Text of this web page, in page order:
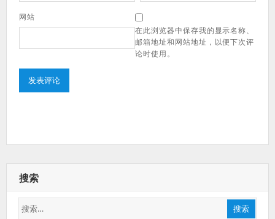
网站
在此浏览器中保存我的显示名称、
邮箱地址和网站地址，以便下次评
论时使用。
搜索
搜
搜索